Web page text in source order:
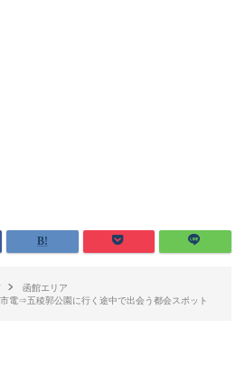
函館エリア
市電⇒五稜郭公園に行く途中で出会う都会スポット